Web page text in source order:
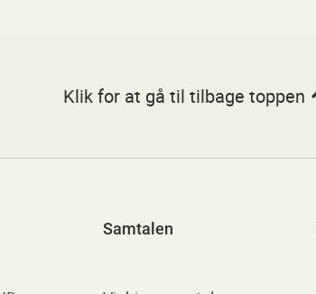
Klik for at gå til tilbage toppen
Samtalen